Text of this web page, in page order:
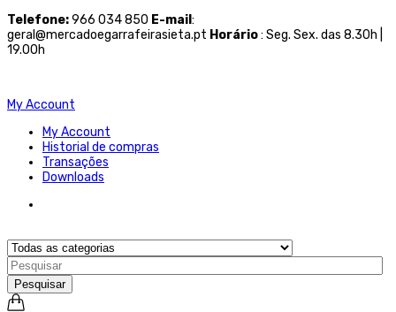
Telefone:966 034 850 E-mail :
geral@mercadoegarrafeirasieta.pt Horário: Seg. Sex. das 8.30h |
19.00h
My Account
My Account
Historial de compras
Transações
Downloads
Pesquisar